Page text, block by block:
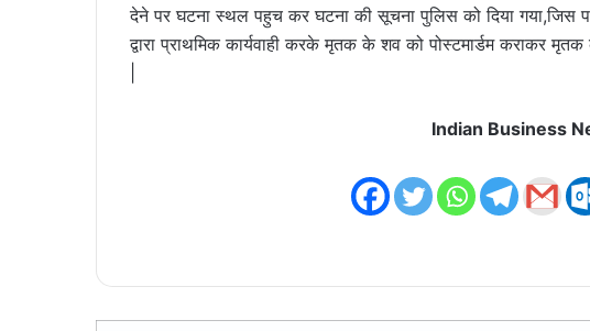
देने पर घटना स्थल पहुच कर घटना की सूचना पुलिस को दिया गया,जिस
द्वारा प्राथमिक कार्यवाही करके मृतक के शव को पोस्टमार्डम कराकर
Indian Business